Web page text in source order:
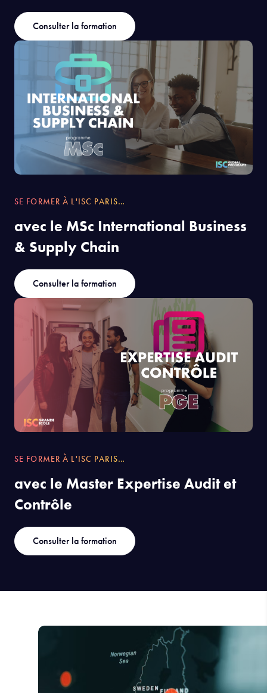
Consulter la formation
SE FORMER À L'ISC PARIS…
avec le MSc International Business
& Supply Chain
Consulter la formation
SE FORMER À L'ISC PARIS…
avec le Master Expertise Audit et
Contrôle
Consulter la formation